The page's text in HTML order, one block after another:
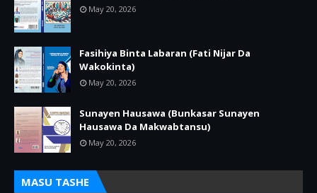
May 20, 2026
Fasihiya Binta Labaran (Fati Nijar Da
Wakokinta)
May 20, 2026
Sunayen Hausawa (Bunkasar Sunayen
Hausawa Da Makwabtansu)
May 20, 2026
MASU TASHE